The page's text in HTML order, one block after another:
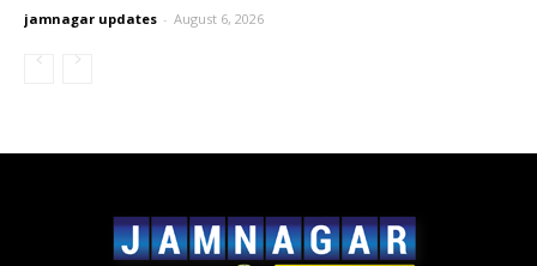
jamnagar updates - August 6, 2026